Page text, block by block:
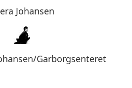
Johansen
Garborgsenteret